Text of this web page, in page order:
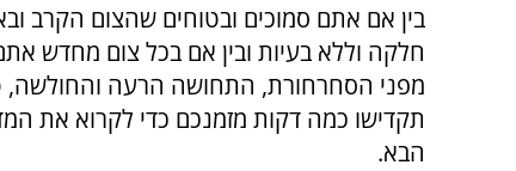
בין אם אתם סמוכים ובטוחים שהצום הקרב
חלקה וללא בעיות ובין אם בכל צום מחדש
מפני הסחרחורת, התחושה הרעה והחולשה,
תקדישו כמה דקות מזמנכם כדי לקרוא את
הבא.